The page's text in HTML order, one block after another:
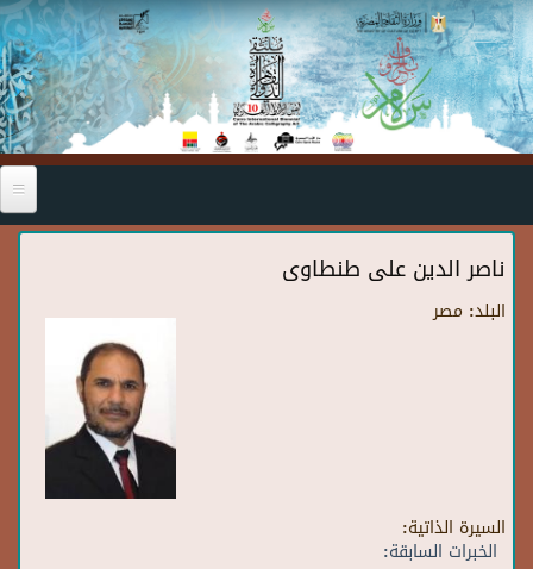
Skip to main content
ناصر الدين على طنطاوى
البلد: مصر
السيرة الذاتية:
الخبرات السابقة: